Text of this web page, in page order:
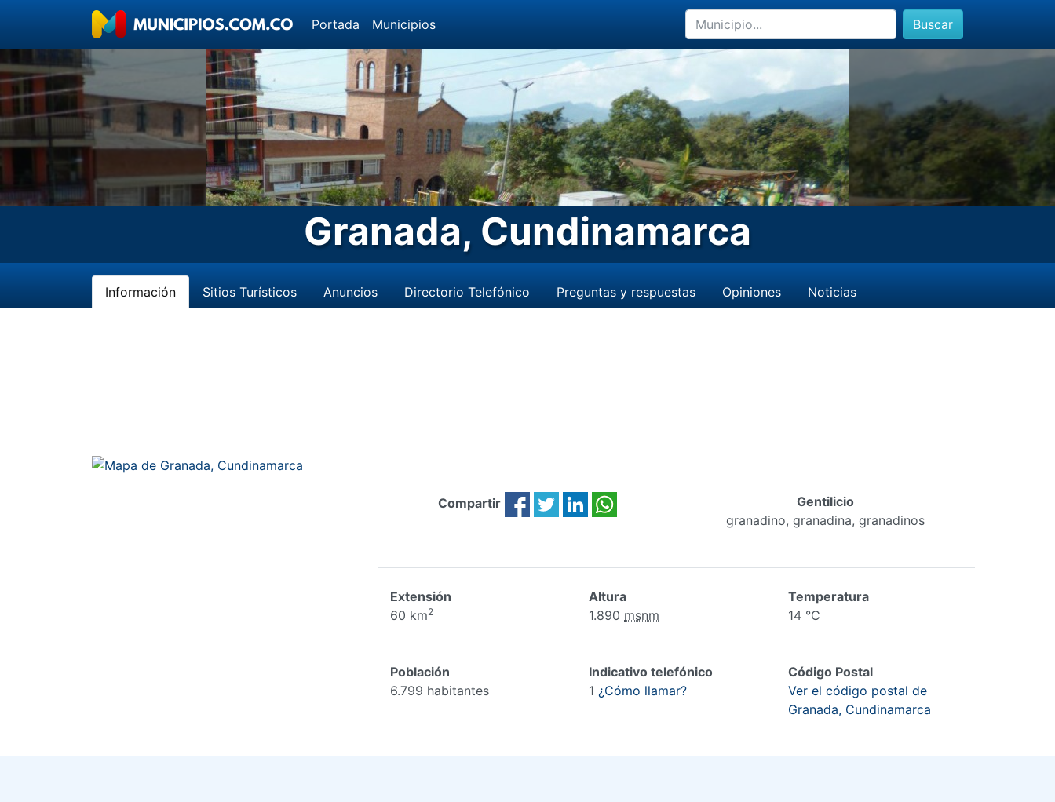
Portada Municipios Buscar
Granada, Cundinamarca
Información Sitios Turísticos Anuncios Directorio Telefónico Preguntas y respuestas Opiniones Noticias
Compartir
Gentilicio
granadino, granadina, granadinos
Extensión
60 km2
Altura
1.890 msnm
Temperatura
14 °C
Población
6.799 habitantes
Indicativo telefónico
1 ¿Cómo llamar?
Código Postal
Ver el código postal de
Granada, Cundinamarca